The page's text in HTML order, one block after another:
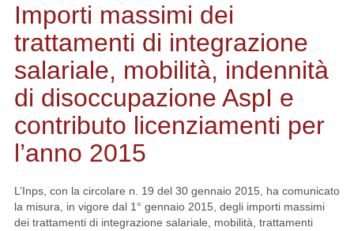
Importi massimi dei
trattamenti di integrazione
salariale, mobilità, indennità
di disoccupazione AspI e
contributo licenziamenti per
l’anno 2015
L’Inps, con la circolare n. 19 del 30 gennaio 2015, ha comunicato
la misura, in vigore dal 1° gennaio 2015, degli importi massimi
dei trattamenti di integrazione salariale, mobilità, trattamenti